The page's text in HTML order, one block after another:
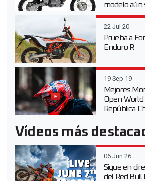
modelo aún
22 Jul 20
Prueba a
Enduro R
19 Sep 19
Mejores
Open World
República
Vídeos más
06 Jun 26
Sigue en
del Red Bull